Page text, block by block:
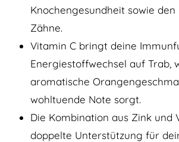
Knochengesundheit sowie
Zähne.
Vitamin C bringt deine
Energiestoffwechsel auf Trab,
aromatische
wohltuende Note sorgt.
Die Kombination aus Zink und
doppelte Unterstützung für